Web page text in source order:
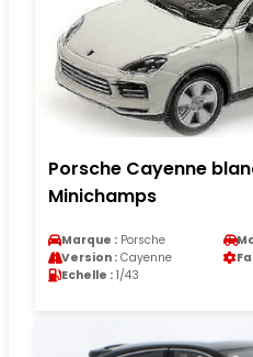
Porsche Cayenne
Minichamps
Marque : Porsche
Version : Cayenne
Echelle : 1/43